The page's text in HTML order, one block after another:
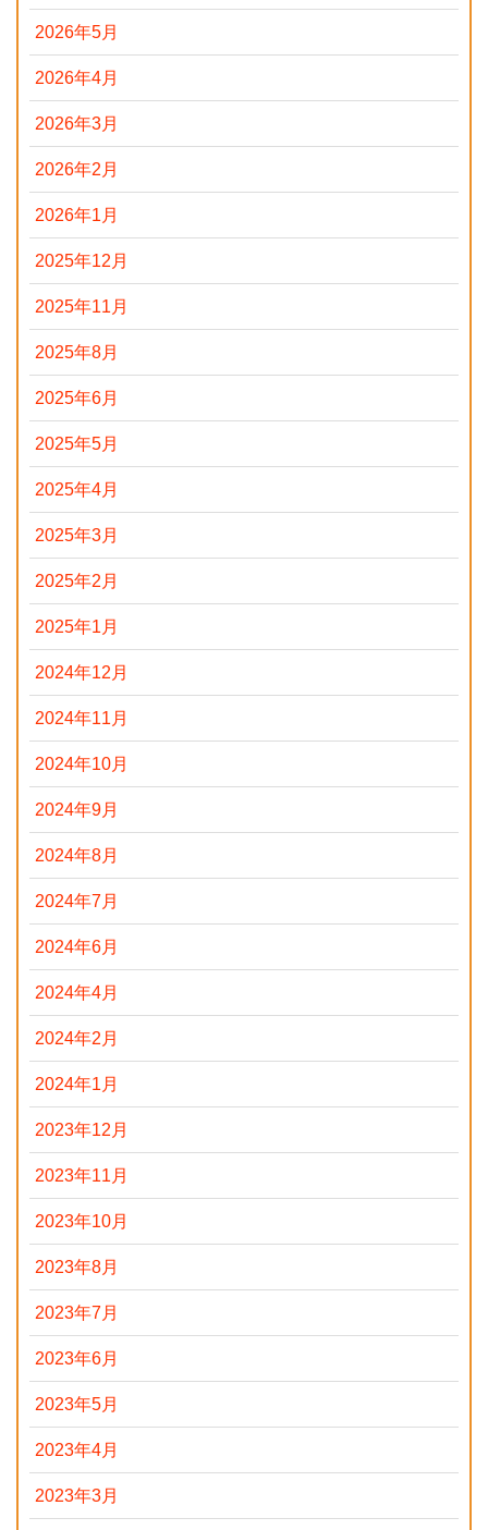
2026年5月
2026年4月
2026年3月
2026年2月
2026年1月
2025年12月
2025年11月
2025年8月
2025年6月
2025年5月
2025年4月
2025年3月
2025年2月
2025年1月
2024年12月
2024年11月
2024年10月
2024年9月
2024年8月
2024年7月
2024年6月
2024年4月
2024年2月
2024年1月
2023年12月
2023年11月
2023年10月
2023年8月
2023年7月
2023年6月
2023年5月
2023年4月
2023年3月